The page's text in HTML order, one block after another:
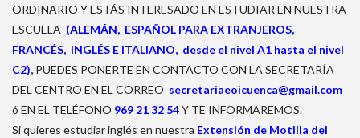
ORDINARIO Y ESTÁS INTERESADO EN ESTUDIAR EN NUESTRA
ESCUELA (ALEMÁN, ESPAÑOL PARA EXTRANJEROS,
FRANCÉS, INGLÉS E ITALIANO, desde el nivel A1 hasta el nivel
C2), PUEDES PONERTE EN CONTACTO CON LA SECRETARÍA
DEL CENTRO EN EL CORREO secretariaeoicuenca@gmail.com
ó EN EL TELÉFONO 969 21 32 54Y TE INFORMAREMOS.
Si quieres estudiar inglés en nuestra Extensión de Motilla del